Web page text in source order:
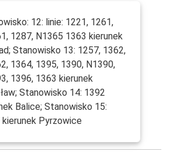
12: linie: 1221, 1261,
1287, N1365 1363 kierunek
Stanowisko 13: 1257, 1362,
1364, 1395, 1390, N1390,
1396, 1363 kierunek
Stanowisko 14: 1392
Balice; Stanowisko 15:
kierunek Pyrzowice